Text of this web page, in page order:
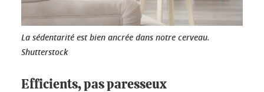
La sédentarité est bien ancrée dans notre cerveau.
Shutterstock
Efficients, pas paresseux